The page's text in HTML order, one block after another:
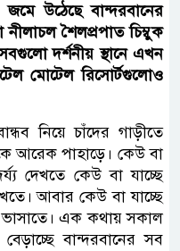
জমে উঠেছে বান্দরবানের
শৈলপ্রপাত চিম্বুক
দর্শনীয় স্থানে এখন
মোটেল রিসোর্টগুলোও
নিয়ে চাঁদের গাড়ীতে
আরেক পাহাড়ে। কেউ বা
দেখতে কেউ বা যাচ্ছে
আবার কেউ বা যাচ্ছে
ভাসাতে। এক কথায় সকাল
বান্দরবানের সব